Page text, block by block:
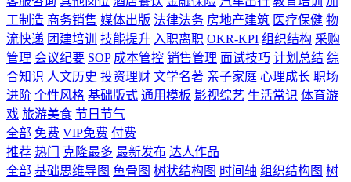
工制造 商务销售 媒体出版 法律法务 房地产建筑 医疗保健 物
流快递 团建培训 技能提升 入职离职 OKR-KPI 组织结构 采购
管理 会议纪要 SOP 成本管控 销售管理 面试技巧 计划总结 综
合知识 人文历史 投资理财 文学名著 亲子家庭 心理成长 职场
进阶 个性风格 基础版式 通用模板 影视综艺 生活常识 体育游
戏 旅游美食 节日节气
全部 免费 VIP免费 付费
推荐 热门 克隆最多 最新发布 达人作品
全部 基础思维导图 鱼骨图 树状结构图 时间轴 组织结构图 树